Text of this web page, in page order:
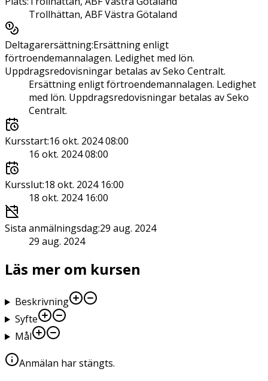
Trollhättan, ABF Västra Götaland
Deltagarersättning:Ersättning enligt
förtroendemannalagen. Ledighet med lön.
Uppdragsredovisningar betalas av Seko Centralt.
Ersättning enligt förtroendemannalagen. Ledighet
med lön. Uppdragsredovisningar betalas av Seko
Centralt.
Kursstart:16 okt. 2024 08:00
16 okt. 2024 08:00
Kursslut:18 okt. 2024 16:00
18 okt. 2024 16:00
Sista anmälningsdag:29 aug. 2024
29 aug. 2024
Läs mer om kursen
Beskrivning
Syfte
Mål
Anmälan har stängts.